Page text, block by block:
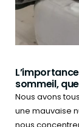
sommeil,
Nous avons
une mauvaise